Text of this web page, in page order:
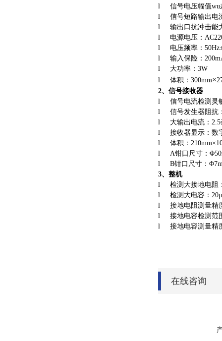
l
信号电压幅值wu
l
信号短路输出电
l
输出口抗冲击能
l
电源电压：
l
电压频率：
l
输入保险：
l
大功率：3W
l
体积：300mm×
2、信号接收器
l
信号电流检测灵
l
信号发生器阻抗
l
大输出电流：
l
接收器显示：数
l
体积：
l
A钳口尺寸：
l
B钳口尺寸：
3、整机
l
检测大接地电阻
l
检测大电容：
l
接地电阻测量精
l
接地电容检测范
l
接地电容测量精
在线咨询